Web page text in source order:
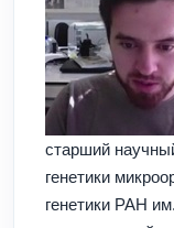
старший
генетики
генетики РАН